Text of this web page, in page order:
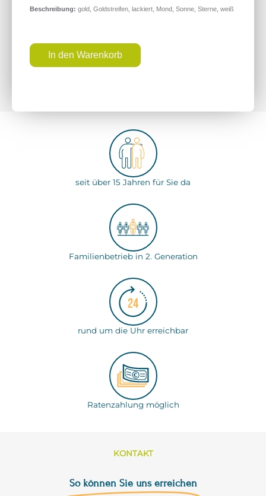
Beschreibung: gold Goldstreifen lackiert Mond Sonne Sterne weiß
In den Warenkorb
seit über 15 Jahren für Sie da
Familienbetrieb in 2. Generation
rund um die Uhr erreichbar
Ratenzahlung möglich
KONTAKT
So können Sie uns erreichen